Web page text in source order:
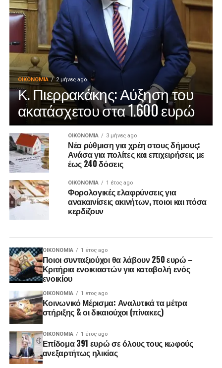
ΟΙΚΟΝΟΜΊΑ 2 μήνες ago
Κ. Πιερρακάκης: Αύξηση του
ακατάσχετου στα 1.600 ευρώ
ΟΙΚΟΝΟΜΊΑ 3 μήνες ago
Νέα ρύθμιση για χρέη στους δήμους:
Ανάσα για πολίτες και επιχειρήσεις με
έως 240 δόσεις
ΟΙΚΟΝΟΜΊΑ 1 έτος ago
Φορολογικές ελαφρύνσεις για
ανακαινίσεις ακινήτων, ποιοι και πόσα
κερδίζουν
ΟΙΚΟΝΟΜΊΑ 1 έτος ago
Ποιοι συνταξιούχοι θα λάβουν 250 ευρώ –
Κριτήρια ενοικιαστών για καταβολή ενός
ενοικίου
ΟΙΚΟΝΟΜΊΑ 1 έτος ago
Κοινωνικό Μέρισμα: Αναλυτικά τα μέτρα
στήριξης & οι δικαιούχοι (πίνακες)
ΟΙΚΟΝΟΜΊΑ 1 έτος ago
Επίδομα 391 ευρώ σε όλους τους κωφούς
ανεξαρτήτως ηλικίας